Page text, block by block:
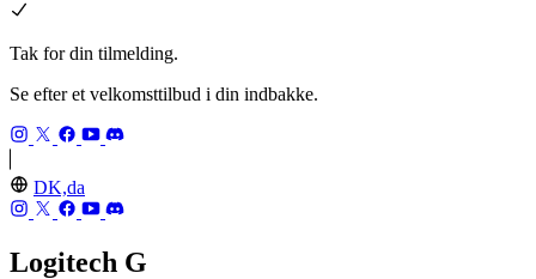
Tak for din tilmelding.
Se efter et velkomsttilbud i din indbakke.
DK,da
Logitech G